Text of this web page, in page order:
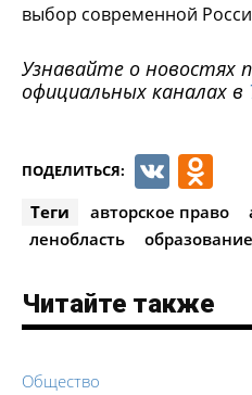
выбор современной
Узнавайте о новостях
официальных каналах в
ПОДЕЛИТЬСЯ: VK
Теги авторское право
ленобласть
образование
Читайте также
Общество